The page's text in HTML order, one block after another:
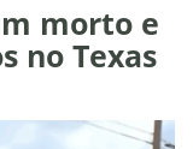
morto e
no Texas